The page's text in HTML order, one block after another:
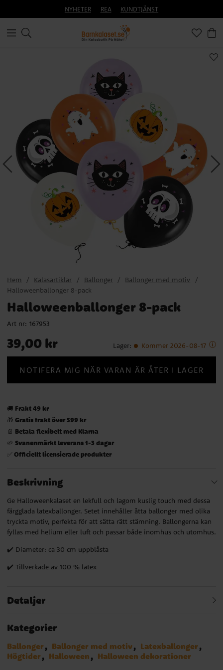
NYHETER REA KUNDTJÄNST
Hem Kalasartiklar Ballonger
Ballonger med motiv
Halloweenballonger 8-pack
Halloweenballonger 8-pack
Art nr: 167953
Pris: 39,00 kr
39,00 kr Lager: Kommer 2026-08-17
NOTIFERA MIG NÄR VARAN ÄR ÅTER I LAGER
🚚 Frakt 49 kr
🎁 Gratis frakt över 599 kr
📄 Betala flexibelt med Klarna
🌱 Svanenmärkt leverans 1-3 dagar
✅ Officiellt licensierade produkter
Beskrivning
Ge Halloweenkalaset en lekfull och lagom kuslig touch med dessa
färgglada latexballonger. Setet innehåller åtta ballonger med olika
tryckta motiv, perfekta för att sätta rätt stämning. Ballongerna kan
fyllas med helium eller luft och passar både inomhus och utomhus.
✔️ Diameter: ca 30 cm uppblåsta
✔️ Tillverkade av 100 % latex
Detaljer
Kategorier
Ballonger Ballonger med motiv
Latexballonger
Högtider
Halloween Halloween dekorationer